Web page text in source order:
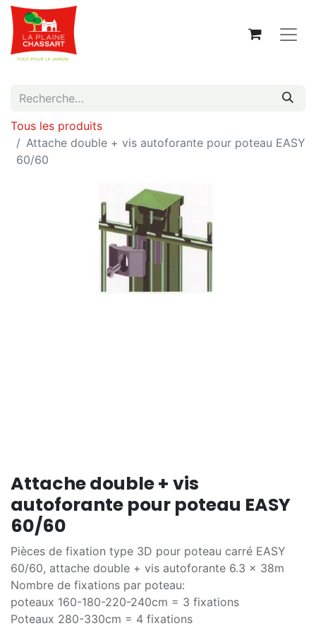
Tous les produits
Attache double + vis autoforante pour poteau EASY
60/60
Attache double + vis
autoforante pour poteau EASY
60/60
Pièces de fixation type 3D pour poteau carré EASY
60/60, attache double + vis autoforante 6.3 x 38m
Nombre de fixations par poteau:
poteaux 160-180-220-240cm = 3 fixations
Poteaux 280-330cm = 4 fixations